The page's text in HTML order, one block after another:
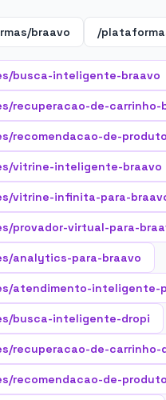
braavo /
busca-inteligente-braavo
recuperacao-de-carrinho-
recomendacao-de-
vitrine-inteligente-braavo
vitrine-infinita-para-
provador-virtual-para-
analytics-para-braavo
atendimento-inteligente-
busca-inteligente-dropi
recuperacao-de-carrinho-
recomendacao-de-